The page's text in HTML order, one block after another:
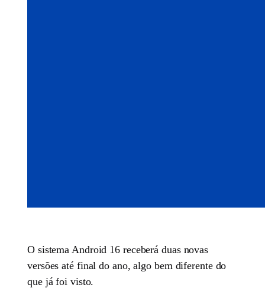
O sistema Android 16 receberá duas novas
versões até final do ano, algo bem diferente do
que já foi visto.